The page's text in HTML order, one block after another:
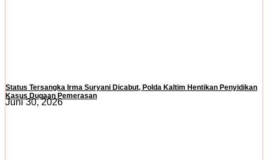
Status Tersangka Irma Suryani Dicabut, Polda Kaltim Hentikan Penyidikan
Kasus Dugaan Pemerasan
Juni 30, 2026